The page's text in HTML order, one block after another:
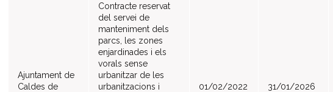
Ajuntament de
Caldes de
Contracte reservat
del servei de
manteniment dels
parcs, les zones
enjardinades i els
vorals sense
urbanitzar de les
urbanitzacions i
01/02/2022 31/01/2026